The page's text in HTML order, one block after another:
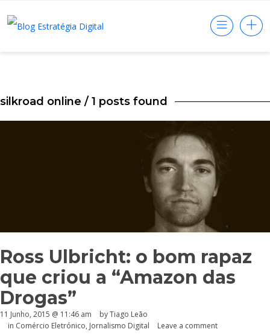
silkroad online / 1 posts found
Ross Ulbricht: o bom rapaz
que criou a “Amazon das
Drogas”
11 Junho, 2015 @ 11:46 am
by Tiago Leão
in Comércio Eletrónico, Jornalismo Digital Leave a comment